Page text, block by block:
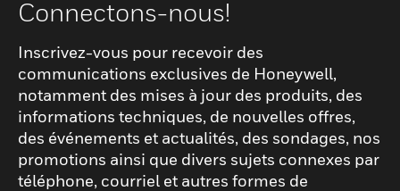
Connectons-nous!
Inscrivez-vous pour recevoir des
communications exclusives de Honeywell,
notamment des mises à jour des produits, des
informations techniques, de nouvelles offres,
des événements et actualités, des sondages, nos
promotions ainsi que divers sujets connexes par
téléphone, courriel et autres formes de